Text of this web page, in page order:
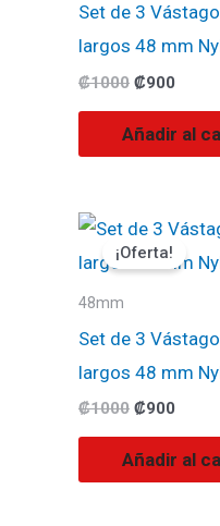
Set de 3
largos 48 mm
₡1000 ₡900
Añadir al
¡Oferta!
48mm
Set de 3
largos 48 mm
₡1000
El
precio
original
₡900
El
actual
Añadir al